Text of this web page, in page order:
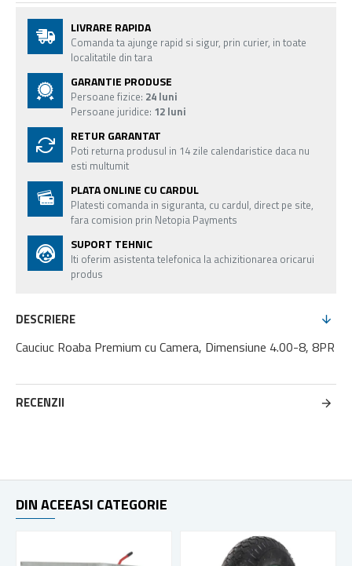
LIVRARE RAPIDA
Comanda ta ajunge rapid si sigur, prin curier, in toate
localitatile din tara
GARANTIE PRODUSE
Persoane fizice: 24 luni
Persoane juridice: 12 luni
RETUR GARANTAT
Poti returna produsul in 14 zile calendaristice daca nu
esti multumit
PLATA ONLINE CU CARDUL
Platesti comanda in siguranta, cu cardul, direct pe site,
fara comision prin Netopia Payments
SUPORT TEHNIC
Iti oferim asistenta telefonica la achizitionarea oricarui
produs
DESCRIERE
Cauciuc Roaba Premium cu Camera, Dimensiune 4.00-8, 8PR
RECENZII
DIN ACEEASI CATEGORIE